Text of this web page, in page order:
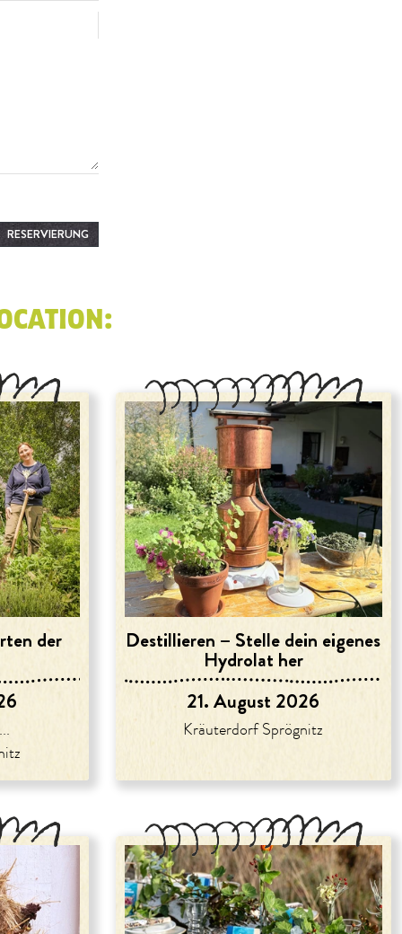
RESERVIERUNG
der Destillieren – Stelle dein eigenes
Hydrolat her
21. August 2026
Kräuterdorf Sprögnitz